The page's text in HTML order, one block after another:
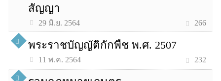
สัญญา
29 มิ.ย. 2564 266
พระราชบัญญัติกักพืช พ.ศ. 2507
11 พ.ค. 2564 232